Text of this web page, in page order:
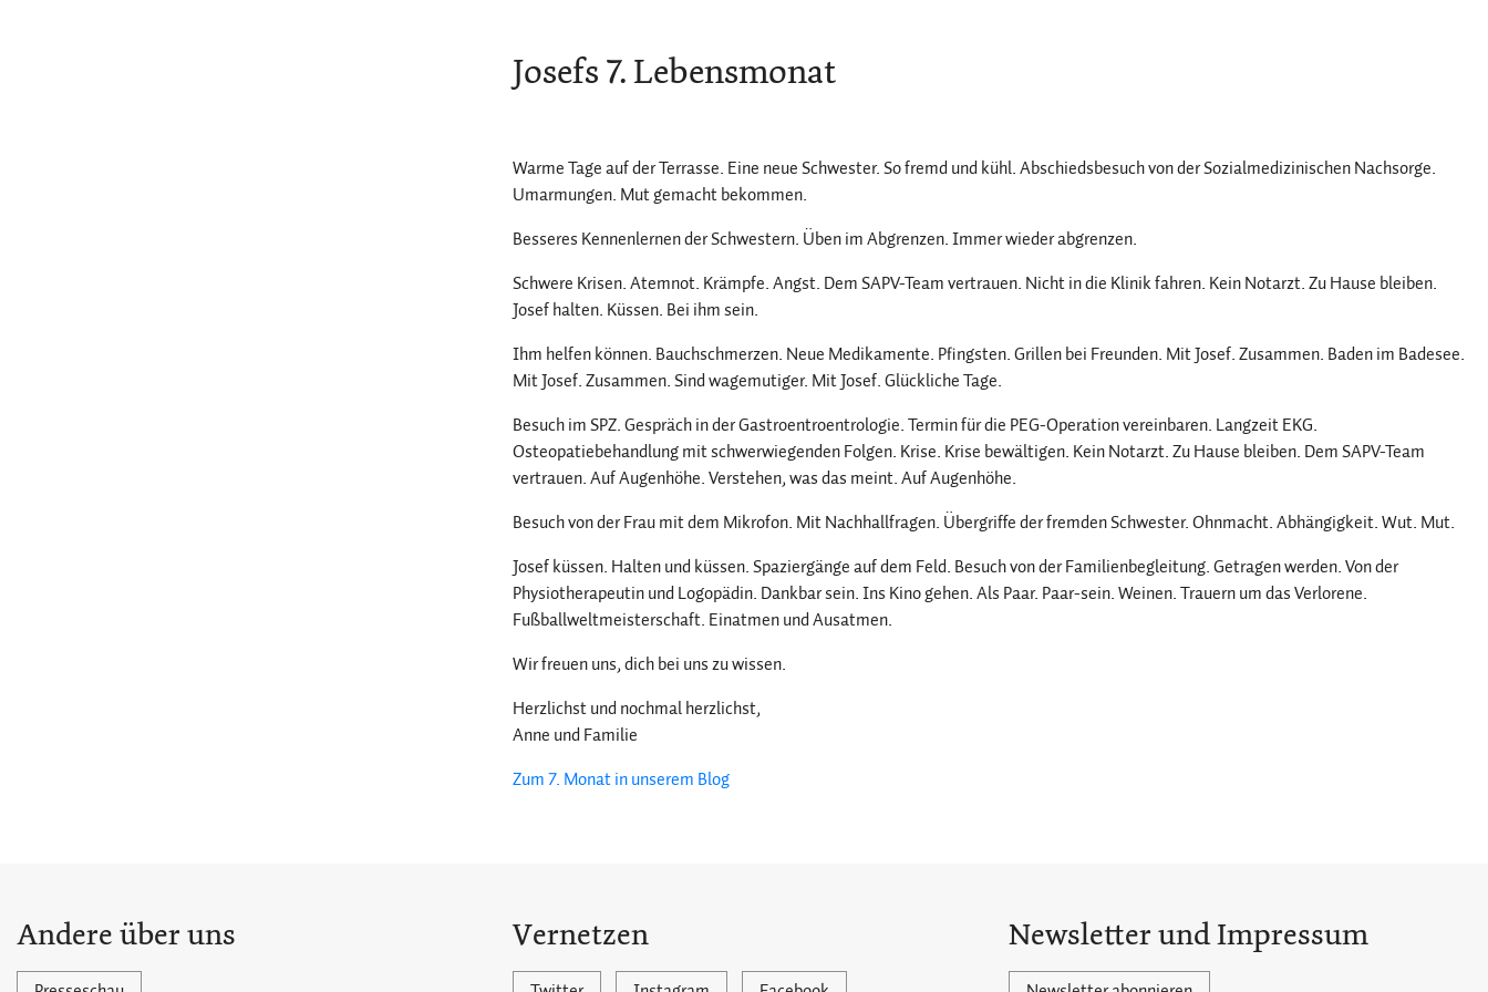
Josefs 7. Lebensmonat
Warme Tage auf der Terrasse. Eine neue Schwester. So fremd und kühl. Abschiedsbesuch von der Sozialmedizinischen Nachsorge.
Umarmungen. Mut gemacht bekommen.
Besseres Kennenlernen der Schwestern. Üben im Abgrenzen. Immer wieder abgrenzen.
Schwere Krisen. Atemnot. Krämpfe. Angst. Dem SAPV-Team vertrauen. Nicht in die Klinik fahren. Kein Notarzt. Zu Hause bleiben.
Josef halten. Küssen. Bei ihm sein.
Ihm helfen können. Bauchschmerzen. Neue Medikamente. Pfingsten. Grillen bei Freunden. Mit Josef. Zusammen. Baden im Badesee.
Mit Josef. Zusammen. Sind wagemutiger. Mit Josef. Glückliche Tage.
Besuch im SPZ. Gespräch in der Gastroentroentrologie. Termin für die PEG-Operation vereinbaren. Langzeit EKG.
Osteopatiebehandlung mit schwerwiegenden Folgen. Krise. Krise bewältigen. Kein Notarzt. Zu Hause bleiben. Dem SAPV-Team
vertrauen. Auf Augenhöhe. Verstehen, was das meint. Auf Augenhöhe.
Besuch von der Frau mit dem Mikrofon. Mit Nachhallfragen. Übergriffe der fremden Schwester. Ohnmacht. Abhängigkeit. Wut. Mut.
Josef küssen. Halten und küssen. Spaziergänge auf dem Feld. Besuch von der Familienbegleitung. Getragen werden. Von der
Physiotherapeutin und Logopädin. Dankbar sein. Ins Kino gehen. Als Paar. Paar-sein. Weinen. Trauern um das Verlorene.
Fußballweltmeisterschaft. Einatmen und Ausatmen.
Wir freuen uns, dich bei uns zu wissen.
Herzlichst und nochmal herzlichst,
Anne und Familie
Zum 7. Monat in unserem Blog
Andere über uns Vernetzen Newsletter und Impressum